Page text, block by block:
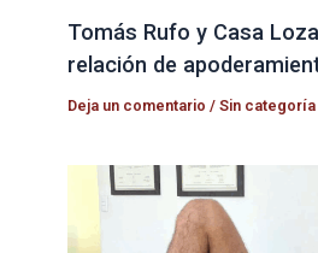
Tomás Rufo y Casa
relación de
Deja un comentario /Sin categoría